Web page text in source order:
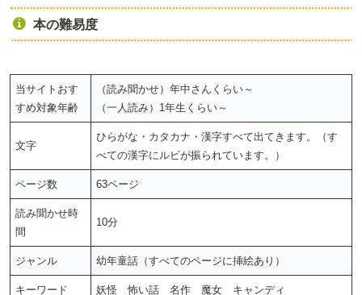
本の難易度
当サイトおす
すめ対象年齢
（読み聞かせ）年中さんくらい～
（一人読み）1年生くらい～
文字
ひらがな・カタカナ・漢字すべて出てきます。（す
べての漢字にルビが振られています。）
ページ数 63ページ
読み聞かせ時
間
10分
ジャンル 幼年童話（すべてのページに挿絵あり）
キーワード 妖怪 怖い話 名作 魔女 キャンディ